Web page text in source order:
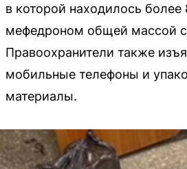
в которой находилось более
мефедроном общей массой
Правоохранители также
мобильные телефоны и
материалы.